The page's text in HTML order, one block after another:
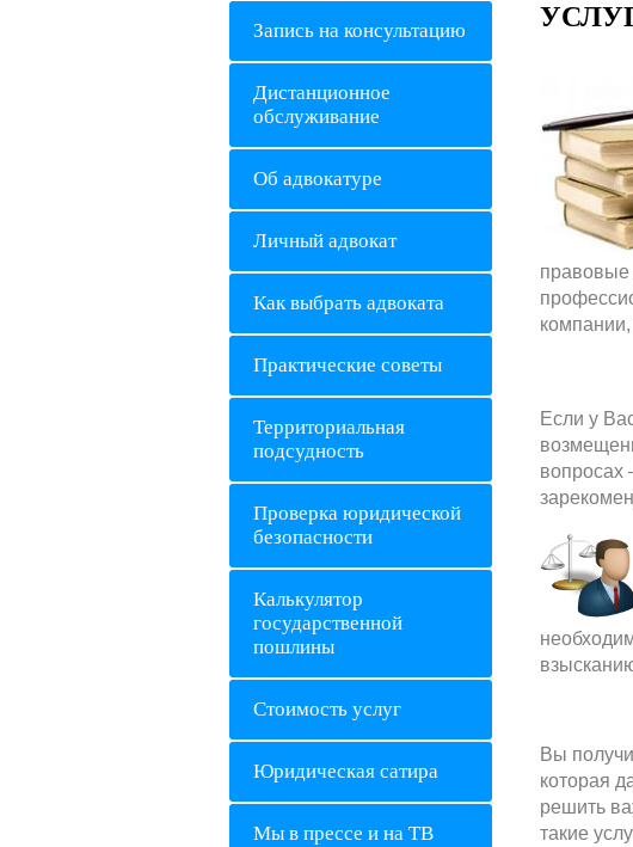
Запись на консультацию
Дистанционное
обслуживание
Об адвокатуре
Личный адвокат
Как выбрать адвоката
Практические советы
Территориальная
подсудность
Проверка юридической
безопасности
Калькулятор
государственной
пошлины
Стоимость услуг
Юридическая сатира
Мы в прессе и на ТВ
правовые
Если у
вопросах
Вы
которая
решить
такие